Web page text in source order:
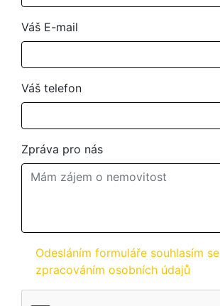
Váš E-mail
Váš telefon
Zpráva pro nás
Odesláním formuláře souhlasím se
zpracováním osobních údajů